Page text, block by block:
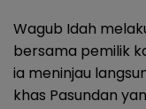
Wagub Idah
bersama pemilik
ia meninjau
khas Pasundan